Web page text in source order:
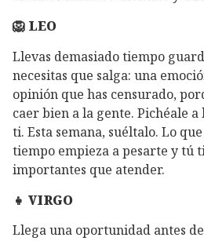
🦁 LEO
Llevas demasiado tiempo
necesitas que salga: una
opinión que has censurado,
caer bien a la gente. Pichéale a
ti. Esta semana, suéltalo. Lo
tiempo empieza a pesarte y tú
importantes que atender.
👧 VIRGO
Llega una oportunidad antes